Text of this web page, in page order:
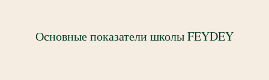
Основные показатели школы FEYDEY